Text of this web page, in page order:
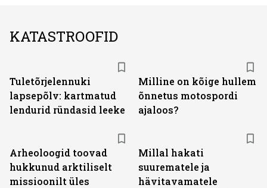
KATASTROOFID
Tuletõrjelennuki
lapsepõlv: kartmatud
lendurid ründasid leeke
Milline on kõige hullem
õnnetus motospordi
ajaloos?
Arheoloogid toovad
hukkunud arktiliselt
missioonilt üles
Millal hakati
suurematele ja
hävitavamatele